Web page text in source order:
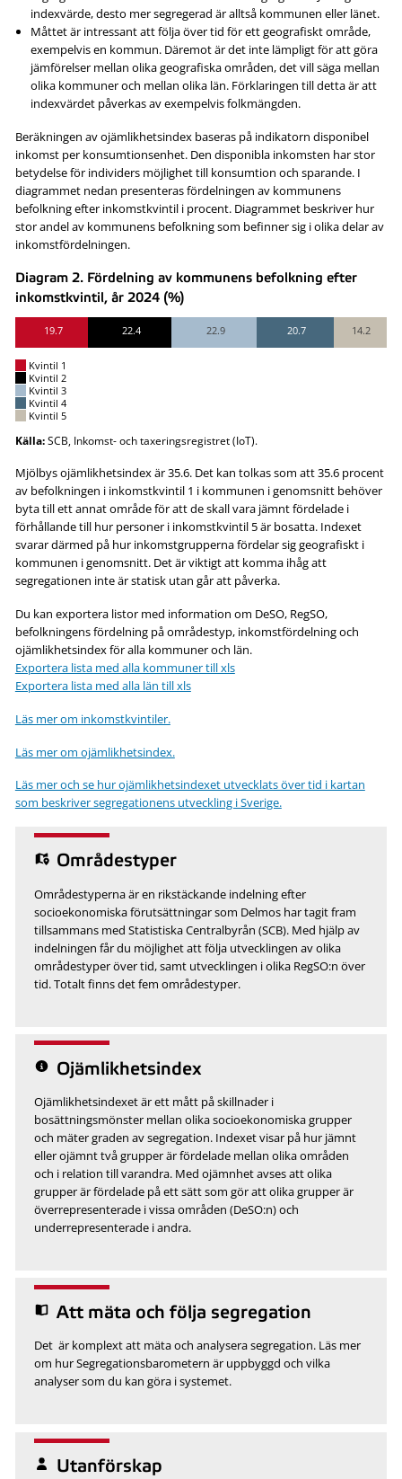
indexvärde, desto mer segregerad är alltså kommunen eller länet.
Måttet är intressant att följa över tid för ett geografiskt område,
exempelvis en kommun. Däremot är det inte lämpligt för att göra
jämförelser mellan olika geografiska områden, det vill säga mellan
olika kommuner och mellan olika län. Förklaringen till detta är att
indexvärdet påverkas av exempelvis folkmängden.
Beräkningen av ojämlikhetsindex baseras på indikatorn disponibel
inkomst per konsumtionsenhet. Den disponibla inkomsten har stor
betydelse för individers möjlighet till konsumtion och sparande. I
diagrammet nedan presenteras fördelningen av kommunens
befolkning efter inkomstkvintil i procent. Diagrammet beskriver hur
stor andel av kommunens befolkning som befinner sig i olika delar av
inkomstfördelningen.
Diagram 2. Fördelning av kommunens befolkning efter
inkomstkvintil, år 2024 (%)
19.7 22.4 22.9 20.7 14.2
Kvintil 1
Kvintil 2
Kvintil 3
Kvintil 4
Kvintil 5
Källa:SCB, Inkomst- och taxeringsregistret (IoT).
Mjölbys ojämlikhetsindex är 35.6. Det kan tolkas som att 35.6 procent
av befolkningen i inkomstkvintil 1 i kommunen i genomsnitt behöver
byta till ett annat område för att de skall vara jämnt fördelade i
förhållande till hur personer i inkomstkvintil 5 är bosatta. Indexet
svarar därmed på hur inkomstgrupperna fördelar sig geografiskt i
kommunen i genomsnitt. Det är viktigt att komma ihåg att
segregationen inte är statisk utan går att påverka.
Du kan exportera listor med information om DeSO, RegSO,
befolkningens fördelning på områdestyp, inkomstfördelning och
ojämlikhetsindex för alla kommuner och län.
Exportera lista med alla kommuner till xls
Exportera lista med alla län till xls
Läs mer om inkomstkvintiler.
Läs mer om ojämlikhetsindex.
Läs mer och se hur ojämlikhetsindexet utvecklats över tid i kartan
som beskriver segregationens utveckling i Sverige.
Områdestyper
Områdestyperna är en rikstäckande indelning efter
socioekonomiska förutsättningar som Delmos har tagit fram
tillsammans med Statistiska Centralbyrån (SCB). Med hjälp av
indelningen får du möjlighet att följa utvecklingen av olika
områdestyper över tid, samt utvecklingen i olika RegSO:n över
tid. Totalt finns det fem områdestyper.
Ojämlikhetsindex
Ojämlikhetsindexet är ett mått på skillnader i
bosättningsmönster mellan olika socioekonomiska grupper
och mäter graden av segregation. Indexet visar på hur jämnt
eller ojämnt två grupper är fördelade mellan olika områden
och i relation till varandra. Med ojämnhet avses att olika
grupper är fördelade på ett sätt som gör att olika grupper är
överrepresenterade i vissa områden (DeSO:n) och
underrepresenterade i andra.
Att mäta och följa segregation
Det är komplext att mäta och analysera segregation. Läs mer
om hur Segregationsbarometern är uppbyggd och vilka
analyser som du kan göra i systemet.
Utanförskap